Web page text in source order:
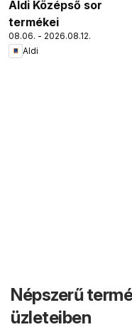
Aldi Középső sor
termékei
08.06. - 2026.08.12.
Aldi
Népszerű
üzleteiben